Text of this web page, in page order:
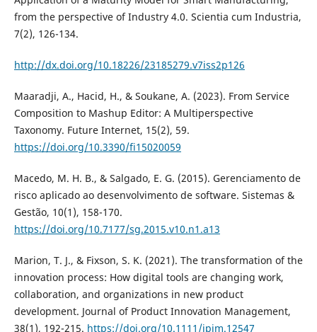
from the perspective of Industry 4.0. Scientia cum Industria,
7(2), 126-134.
http://dx.doi.org/10.18226/23185279.v7iss2p126
Maaradji, A., Hacid, H., & Soukane, A. (2023). From Service
Composition to Mashup Editor: A Multiperspective
Taxonomy. Future Internet, 15(2), 59.
https://doi.org/10.3390/fi15020059
Macedo, M. H. B., & Salgado, E. G. (2015). Gerenciamento de
risco aplicado ao desenvolvimento de software. Sistemas &
Gestão, 10(1), 158-170.
https://doi.org/10.7177/sg.2015.v10.n1.a13
Marion, T. J., & Fixson, S. K. (2021). The transformation of the
innovation process: How digital tools are changing work,
collaboration, and organizations in new product
development. Journal of Product Innovation Management,
38(1), 192-215. https://doi.org/10.1111/jpim.12547